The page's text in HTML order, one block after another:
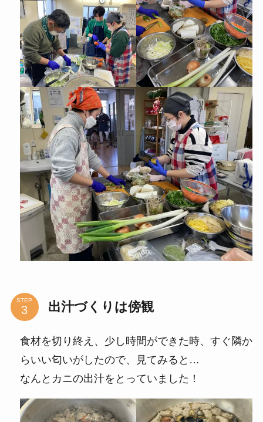
STEP 出汁づくりは傍観
食材を切り終え、少し時間ができた時、すぐ隣か
らいい匂いがしたので、見てみると…
なんとカニの出汁をとっていました！